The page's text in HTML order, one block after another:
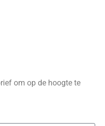
om op de hoogte te